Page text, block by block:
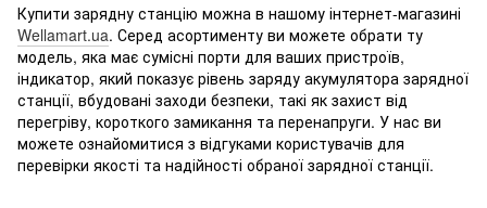
Купити зарядну станцію можна в нашому інтернет-магазині
Wellamart.ua. Серед асортименту ви можете обрати ту
модель, яка має сумісні порти для ваших пристроїв,
індикатор, який показує рівень заряду акумулятора зарядної
станції, вбудовані заходи безпеки, такі як захист від
перегріву, короткого замикання та перенапруги. У нас ви
можете ознайомитися з відгуками користувачів для
перевірки якості та надійності обраної зарядної станції.